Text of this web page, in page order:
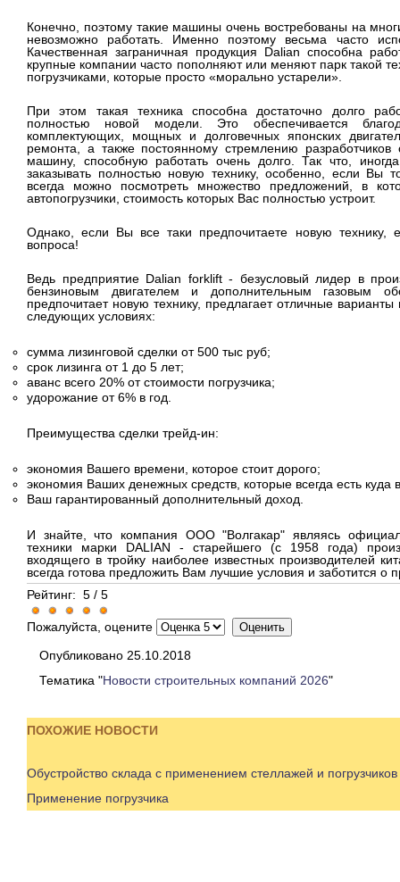
Конечно, поэтому такие машины очень востребованы на
невозможно работать. Именно поэтому весьма часто
Качественная заграничная продукция Dalian способна
крупные компании часто пополняют или меняют парк такой
погрузчиками, которые просто «морально устарели».
При этом такая техника способна достаточно долго
полностью новой модели. Это обеспечивается
комплектующих, мощных и долговечных японских
ремонта, а также постоянному стремлению разработчиков
машину, способную работать очень долго. Так что,
заказывать полностью новую технику, особенно, если Вы
всегда можно посмотреть множество предложений, в
автопогрузчики, стоимость которых Вас полностью устроит.
Однако, если Вы все таки предпочитаете новую технику,
вопроса!
Ведь предприятие Dalian forklift - безусловый лидер в
бензиновым двигателем и дополнительным газовым
предпочитает новую технику, предлагает отличные
следующих условиях:
сумма лизинговой сделки от 500 тыс руб;
срок лизинга от 1 до 5 лет;
аванс всего 20% от стоимости погрузчика;
удорожание от 6% в год.
Преимущества сделки трейд-ин:
экономия Вашего времени, которое стоит дорого;
экономия Ваших денежных средств, которые всегда есть куда
Ваш гарантированный дополнительный доход.
И знайте, что компания ООО "Волгакар" являясь
техники марки DALIAN - старейшего (с 1958 года)
входящего в тройку наиболее известных производителей
всегда готова предложить Вам лучшие условия и заботится о
Рейтинг: 5 / 5
Пожалуйста, оцените
Опубликовано 25.10.2018
Тематика "Новости строительных компаний 2026"
ПОХОЖИЕ НОВОСТИ
Обустройство склада с применением стеллажей и
Применение погрузчика